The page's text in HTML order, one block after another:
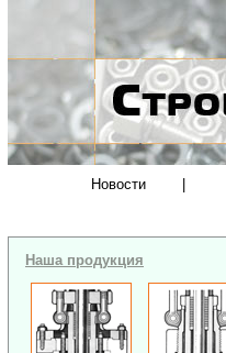
Новости
Наша продукция